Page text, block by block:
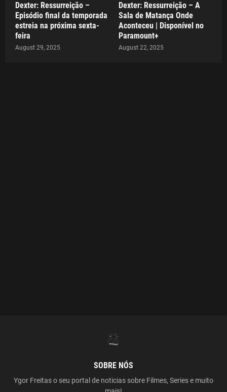
Dexter: Ressurreição –
Episódio final da temporada
estreia na próxima sexta-
feira
August 29, 2025
Dexter: Ressurreição – A
Sala de Matança Onde
Aconteceu | Disponível no
Paramount+
August 22, 2025
SOBRE NÓS
Ygor Freitas o seu portal de noticias sobre Filmes, Series e muito